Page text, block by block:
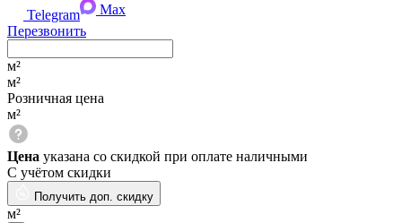
Telegram
Max
Перезвонить
м²
м²
Розничная цена
м²
Цена указана со скидкой при оплате наличными
С учётом скидки
Получить доп. скидку
м²